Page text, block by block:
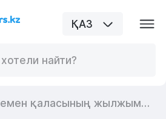
ҚАЗ
Өскемен қаласының жылжымайтын мүлік нарығының жаңалықтары